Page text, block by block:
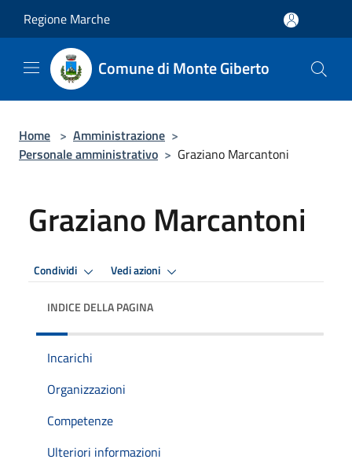
Regione Marche
Comune di Monte Giberto
Home > Amministrazione >
Personale amministrativo > Graziano Marcantoni
Graziano Marcantoni
Condividi Vedi azioni
INDICE DELLA PAGINA
Incarichi
Organizzazioni
Competenze
Ulteriori informazioni